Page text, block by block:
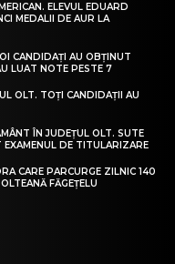
ELEVUL EDUARD
MEDALII DE AUR LA
CANDIDAȚI AU OBȚINUT
LUAT NOTE PESTE 7
OLT. TOȚI CANDIDAȚII AU
ÎN JUDEȚUL OLT. SUTE
EXAMENUL DE TITULARIZARE
CARE PARCURGE ZILNIC 140
FĂGEȚELU